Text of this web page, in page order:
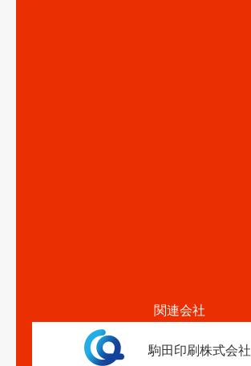
関連会社
駒田印刷株式会社